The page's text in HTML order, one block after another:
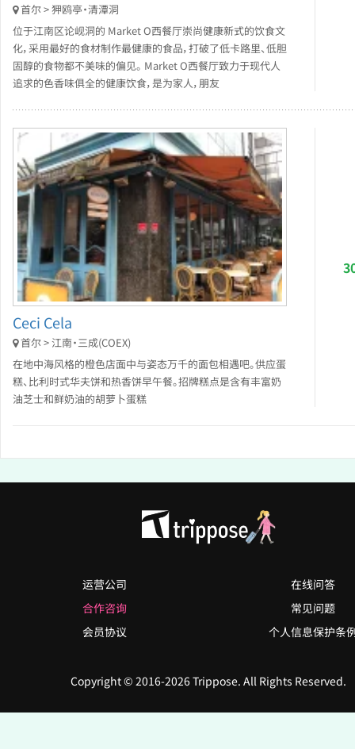
首尔 > 狎鸥亭・清潭洞
位于江南区论岘洞的 Market O西餐厅崇尚健康新式的饮食文
化，采用最好的食材制作最健康的食品，打破了低卡路里、低胆
固醇的食物都不美味的偏见。 Market O西餐厅致力于现代人
追求的色香味俱全的健康饮食，是为家人，朋友
Ceci Cela
首尔 > 江南・三成(COEX)
在地中海风格的橙色店面中与姿态万千的面包相遇吧。供应蛋
糕、比利时式华夫饼和热香饼早午餐。招牌糕点是含有丰富奶
油芝士和鲜奶油的胡萝卜蛋糕
运营公司
合作咨询
会员协议
在线问答
常见问题
个人信息保护条
Copyright © 2016-2026 Trippose. All Rights Reserved.